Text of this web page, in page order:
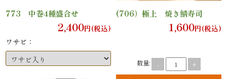
773 中巻4種盛合せ
2,400円(税込)
ワサビ：
(706）極上 焼き鯖寿司
1,600円(税込)
数量: - +